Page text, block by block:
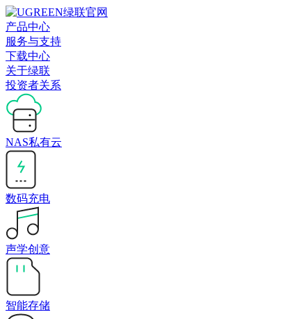
产品中心
服务与支持
下载中心
关于绿联
投资者关系
NAS私有云
数码充电
声学创意
智能存储